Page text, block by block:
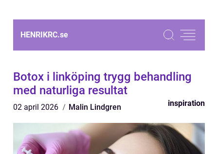
HENRIKRC.se
Botox i linköping trygg behandling
med naturliga resultat
02 april 2026 Malin Lindgren inspiration